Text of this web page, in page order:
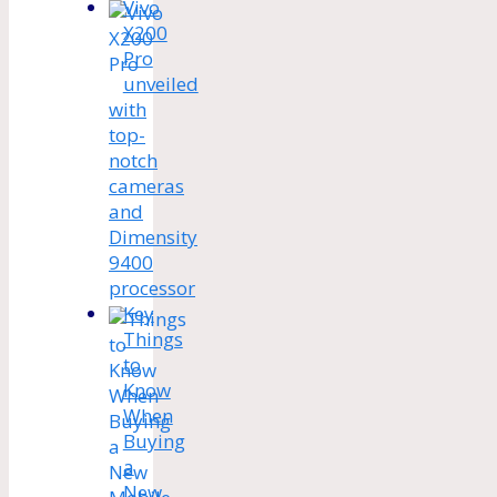
Vivo
X200
Pro
unveiled
with
top-
notch
cameras
and
Dimensity
9400
processor
Key
Things
to
Know
When
Buying
a